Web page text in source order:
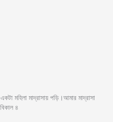
মাদ্রাসায় পড়ি।আমার মাদ্রাসা
৪